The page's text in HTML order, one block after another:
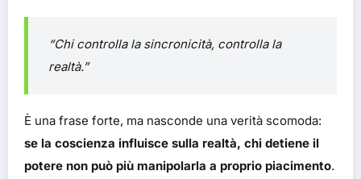
“Chi controlla la sincronicità, controlla la
realtà.”
È una frase forte, ma nasconde una verità scomoda:
se la coscienza influisce sulla realtà, chi detiene il
potere non può più manipolarla a proprio piacimento.